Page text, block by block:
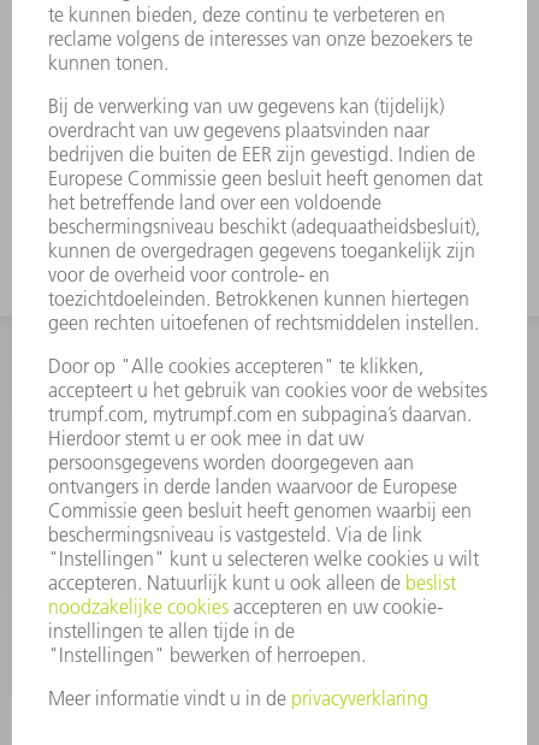
zitten. TRUMPF-uitwerphulpen lossen dit
probleem op.
Bij matrijzen geldt dezelfde verdeling als bij
bovengereedschappen. De
hoorngereedschappen worden vervangen
door deelstukken van 100 mm.
INFORMATIE
Veel gestelde vragen
Algemene voorwaarden
CONTACT
+31 88 4002 400
Ma. - vr. 8.00 - 17.00 uur
onderdelen.tnl@de.trumpf.com